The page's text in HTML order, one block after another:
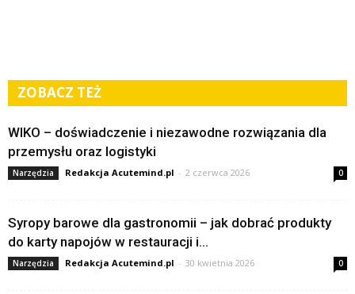
ZOBACZ TEŻ
WIKO – doświadczenie i niezawodne rozwiązania dla
przemysłu oraz logistyki
Narzędzia Redakcja Acutemind.pl - 2 czerwca 2026 0
Syropy barowe dla gastronomii – jak dobrać produkty
do karty napojów w restauracji i...
Narzędzia Redakcja Acutemind.pl - 30 kwietnia 2026 0